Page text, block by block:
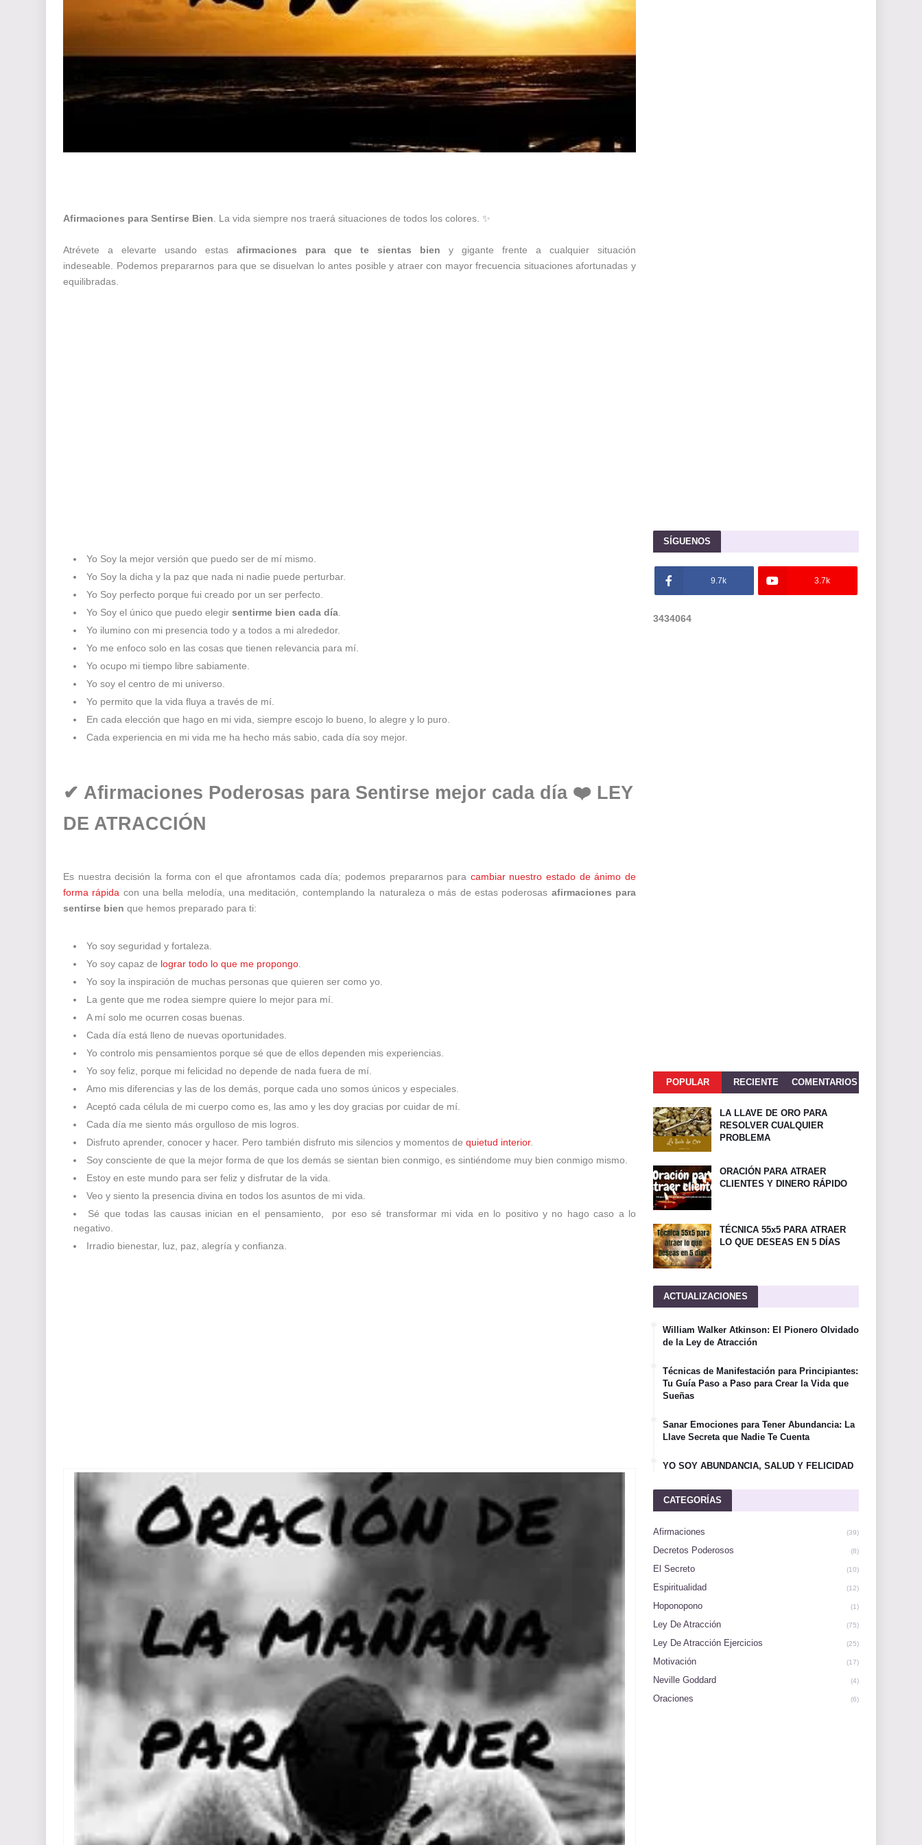
Afirmaciones para Sentirse Bien. La vida siempre nos traerá situaciones de todos los colores. ✨
Atrévete a elevarte usando estas afirmaciones para que te sientas bien y gigante frente a cualquier situación
indeseable. Podemos prepararnos para que se disuelvan lo antes posible y atraer con mayor frecuencia situaciones afortunadas y
equilibradas.
Yo Soy la mejor versión que puedo ser de mí mismo.
Yo Soy la dicha y la paz que nada ni nadie puede perturbar.
Yo Soy perfecto porque fui creado por un ser perfecto.
Yo Soy el único que puedo elegir sentirme bien cada día.
Yo ilumino con mi presencia todo y a todos a mi alrededor.
Yo me enfoco solo en las cosas que tienen relevancia para mí.
Yo ocupo mi tiempo libre sabiamente.
Yo soy el centro de mi universo.
Yo permito que la vida fluya a través de mí.
En cada elección que hago en mi vida, siempre escojo lo bueno, lo alegre y lo puro.
Cada experiencia en mi vida me ha hecho más sabio, cada día soy mejor.
✔ Afirmaciones Poderosas para Sentirse mejor cada día ❤️ LEY
DE ATRACCIÓN
Es nuestra decisión la forma con el que afrontamos cada día; podemos prepararnos para cambiar nuestro estado de ánimo de
forma rápida con una bella melodía, una meditación, contemplando la naturaleza o más de estas poderosas afirmaciones para
sentirse bien que hemos preparado para ti:
Yo soy seguridad y fortaleza.
Yo soy capaz de lograr todo lo que me propongo.
Yo soy la inspiración de muchas personas que quieren ser como yo.
La gente que me rodea siempre quiere lo mejor para mí.
A mí solo me ocurren cosas buenas.
Cada día está lleno de nuevas oportunidades.
Yo controlo mis pensamientos porque sé que de ellos dependen mis experiencias.
Yo soy feliz, porque mi felicidad no depende de nada fuera de mí.
Amo mis diferencias y las de los demás, porque cada uno somos únicos y especiales.
Aceptó cada célula de mi cuerpo como es, las amo y les doy gracias por cuidar de mí.
Cada día me siento más orgulloso de mis logros.
Disfruto aprender, conocer y hacer. Pero también disfruto mis silencios y momentos de quietud interior.
Soy consciente de que la mejor forma de que los demás se sientan bien conmigo, es sintiéndome muy bien conmigo mismo.
Estoy en este mundo para ser feliz y disfrutar de la vida.
Veo y siento la presencia divina en todos los asuntos de mi vida.
Sé que todas las causas inician en el pensamiento, por eso sé transformar mi vida en lo positivo y no hago caso a lo
negativo.
Irradio bienestar, luz, paz, alegría y confianza.
SÍGUENOS
9.7k 3.7k
3434064
POPULAR RECIENTE COMENTARIOS
LA LLAVE DE ORO PARA
RESOLVER CUALQUIER
PROBLEMA
ORACIÓN PARA ATRAER
CLIENTES Y DINERO RÁPIDO
TÉCNICA 55x5 PARA ATRAER
LO QUE DESEAS EN 5 DÍAS
ACTUALIZACIONES
William Walker Atkinson: El Pionero Olvidado
de la Ley de Atracción
Técnicas de Manifestación para Principiantes:
Tu Guía Paso a Paso para Crear la Vida que
Sueñas
Sanar Emociones para Tener Abundancia: La
Llave Secreta que Nadie Te Cuenta
YO SOY ABUNDANCIA, SALUD Y FELICIDAD
CATEGORÍAS
Afirmaciones (39)
Decretos Poderosos (8)
El Secreto (10)
Espiritualidad (12)
Hoponopono (1)
Ley De Atracción (75)
Ley De Atracción Ejercicios (25)
Motivación (17)
Neville Goddard (4)
Oraciones (6)